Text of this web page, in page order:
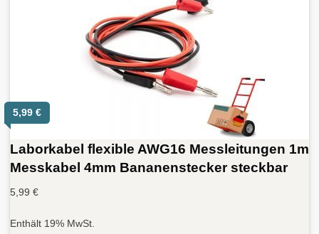
5,99 €
Laborkabel flexible AWG16 Messleitungen 1m
Messkabel 4mm Bananenstecker steckbar
5,99 €
Enthält 19% MwSt.